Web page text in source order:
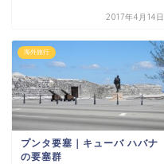
2017年4月14日
海外旅行
プンタ要塞｜キューバ ハバナ
の要塞群